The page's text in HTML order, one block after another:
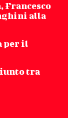
Francesco
alla
per il
tra